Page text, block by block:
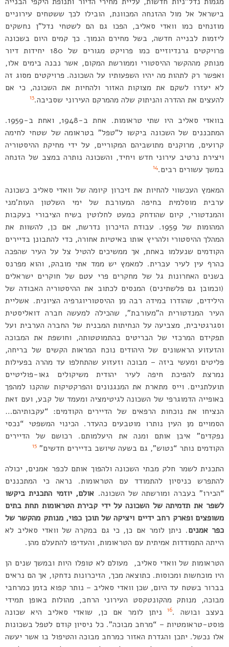
בישראל אל מול ההזנחה המכוונת, הובילו לכך ששטחים עירוניים
מוזנחים כמו וואדי סאליב, הפכו גם הם לשטחי נדל”ן נחשקים
ליזמות לבנייה חדשה, בשל מחירם הנמוך. כך קמים היום בשכונה
פרויקטים גרנדיוזיים כמו פרויקט מגורים של 180 יחידות דיור
מנותק מההקשר ההיסטורי וממורשת המקום, אשר נבנה בימים אלו,
ואפשר רק לתהות מה יהיו השפעותיו על השכונה. פרויקטים מסוג זה
לא יעזרו לשקם את מצוקות האזור ולהחיות את השכונה, כי אם
להעצים את ההדרה והניתוק שלה מהמרקם העירוני שסביבה.13
בוואדי סאליב היו שתי טראומות. אחת ב-1948, ואחת ב-1959.
המתכננים של השכונה ביקשו ל”טפל” בטראומה של שטחי לחימה
קרועים, מרוקנים מתושביהם המקוריים, על ידי מחיקת ההיסטוריה
ויצירת נרטיב עירוני חדש ויחיד, והשכונה נותרה במצב של הזנחה
במשך עשורים רבים.14
המאמץ העכשווי להחיות את זיכרון קיומה של וואדי סאליב כשכונה
ערבית מוסלמית בחיפה המעורבת של ימי השלטון העות’מני
והמנדטורי, קיום שהודחק כמעט לחלוטין בשיח הציבורי בעקבות
המהומות של 1959. עבודת הזיכרון נדרשת, אם כן, להשוות את
המהלך ההיסטורי ולהריץ אותו באיטיות אחורה, כדי להתבונן בדיירים
הקודמים שנעלמו באחת, אך ממשיכים להטיל צל על העיר שהפכה
כהרף עין לעיר עברית. למאמץ יש ממד אתי מובהק, והוא מפרנס
בשנים האחרונות גל של מחקרים פרי עטם של חוקרים ישראלים
(וכמובן גם פלשתינים) המנסים לכתוב את ההיסטוריה האבודה של
הילידים, שהודרו במידה רבה מן ההיסטוריוגרפיה הציונית. אשליית
העיר המנדטורית ה”מעורבת”, שהכילה למעשה חברה דואליסטית
וסגרגטיבית, מצביעה על הנחיתות המבנית של החברה הערבית ועל
תפקידם המרכזי של הבריטים בהתמוטטותה, וחושפת את המבוכה
והזעזוע הראשונים של היהודים נוכח המראות הקשים של בריחה,
פליטים ומעשי ביזה – מבוכה וזעזוע שהתחלפו עד מהרה בפעילות
נמרצת להפיכת חיפה לעיר יהודית משיקולים גאו-פוליטיים
תועלתניים. וייס מתארת את המנגנונים והפרקטיקות שהקנו למהפך
באופייה הדמוגרפי של השכונה לגיטימציה ומעמד של קבע, ועם זאת
הנציחו את נוכחות הרפאים של הדיירים הקודמים: “עקבותיהם…
הסמויים מן העין נותרו מוטבעים כהעדר. הכינוי המשפטי “נכסי
נפקדים” איבן אותם ומנה את היעלמותם. רכושם של הדיירים
הקודמים נותר “נטוש”, גם בשעה שיושב בדיירים חדשים” 15
התכנית לשמר חלק מבתי השכונה ולהפוך אותם לכפר אמנים, יכולה
להתפרש כניסיון להתמודד עם הטראומות. נראה כי המתכננים
“הכירו” בעברה ומורשתה של השכונה. אולם, יוזמי התכנית ביקשו
לשפר את תדמיתה של השכונה על ידי קבירת הטראומות תחת בתים
משופצים ופארק רחב ידיים ויציקה של תוכן כפוי, מנותק מהקשר של
כפר אמנים. ניתן לומר אם כן, כי גם במקרה של וואדי סאליב לא
הייתה התמודדות אמיתית עם הטראומות, והעדיפו להתעלם מהן.
הטראומות של וואדי סאליב, מעולם לא טופלו היות ובמשך שנים הן
היו מוכחשות ומכוסות. כתוצאה מכך, הזיכרונות נדחקו, אך הם נראים
בברור בשטח עד היום, שכן וואדי סאליב – נותר קפוא בזמן כמרחבי
מבוכה, מנותק מהקונטקסט העירוני הרחב, מהולות באופן תמידי
בעצב ובושה .16ניתן לומר אם כן, שואדי סאליב היא שכונה
פוסט-טראומטיות – “מרחב מבוכה”. כל ניסיון קודם לטפל בשכונות
אלו נכשל. יתכן והגדרת האזור כמרחב מבוכה והטיפול בו אשר יעשה